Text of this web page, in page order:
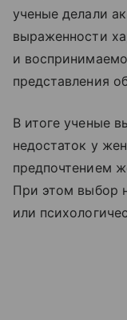
ученые делали
выраженности
и
представления
В итоге ученые
недостаток у
предпочтением
При этом выбор
или